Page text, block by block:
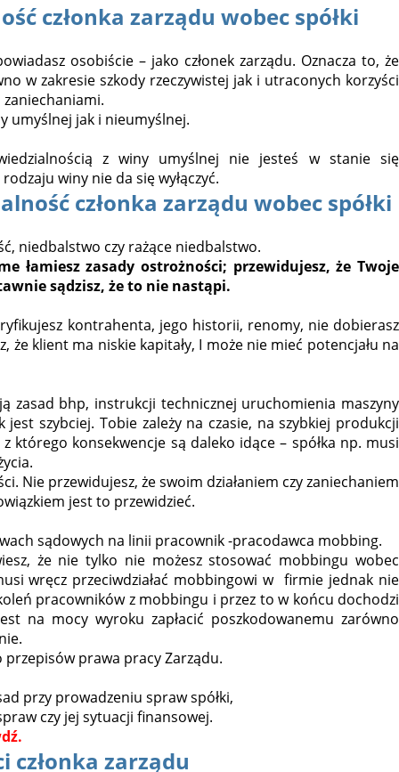
członka zarządu wobec spółki
osobiście – jako członek zarządu. Oznacza to, że
w zakresie szkody rzeczywistej jak i utraconych korzyści
zaniechaniami.
umyślnej jak i nieumyślnej.
z winy umyślnej nie jesteś w stanie się
winy nie da się wyłączyć.
członka zarządu wobec spółki
niedbalstwo czy rażące niedbalstwo.
łamiesz zasady ostrożności; przewidujesz, że Twoje
sądzisz, że to nie nastąpi.
kontrahenta, jego historii, renomy, nie dobierasz
klient ma niskie kapitały, I może nie mieć potencjału na
zasad bhp, instrukcji technicznej uruchomienia maszyny
szybciej. Tobie zależy na czasie, na szybkiej produkcji
konsekwencje są daleko idące – spółka np. musi
Nie przewidujesz, że swoim działaniem czy zaniechaniem
jest to przewidzieć.
sądowych na linii pracownik -pracodawca mobbing.
że nie tylko nie możesz stosować mobbingu wobec
wręcz przeciwdziałać mobbingowi w firmie jednak nie
pracowników z mobbingu i przez to w końcu dochodzi
na mocy wyroku zapłacić poszkodowanemu zarówno
prawa pracy Zarządu.
przy prowadzeniu spraw spółki,
czy jej sytuacji finansowej.
członka zarządu